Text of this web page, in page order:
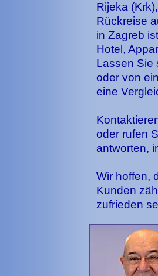
Rijeka
Rückreise
in Zagreb
Hotel,
Lassen Sie
oder von
eine
oder rufen
antworten,
Wir hoffen,
Kunden
zufrieden